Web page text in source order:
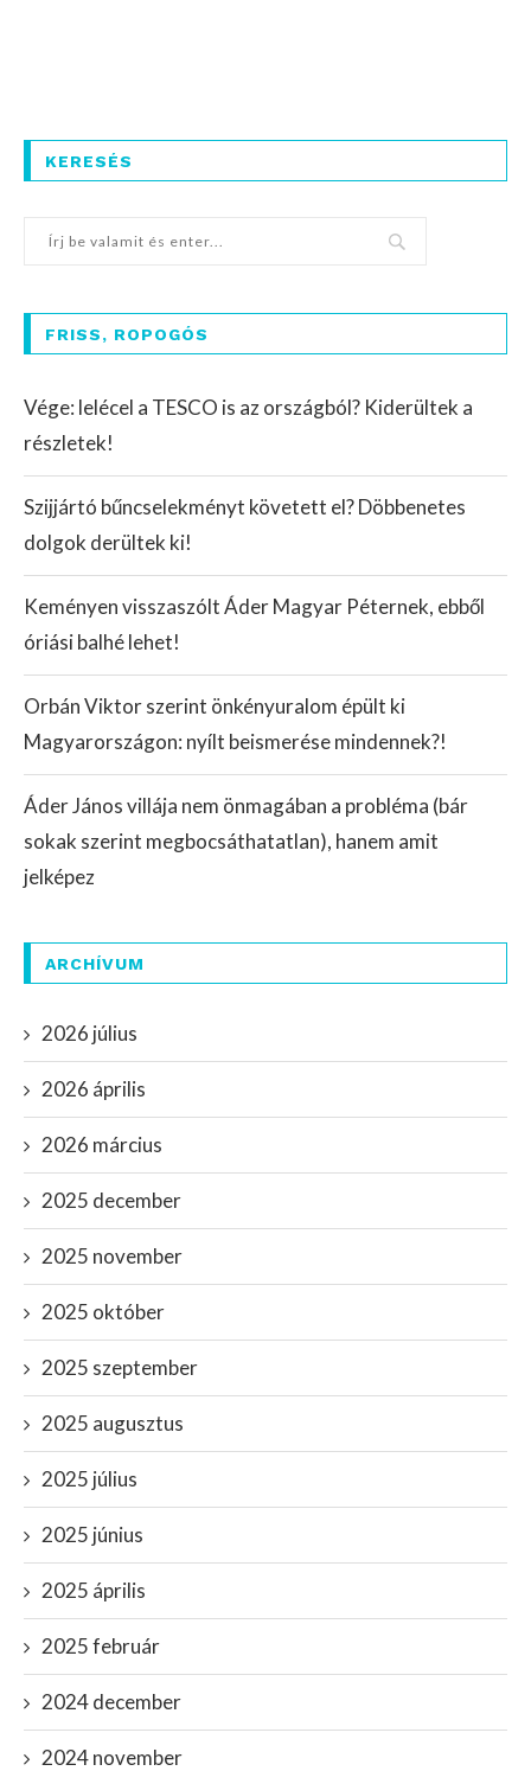
KERESÉS
FRISS, ROPOGÓS
Vége: lelécel a TESCO is az országból? Kiderültek a
részletek!
Szijjártó bűncselekményt követett el? Döbbenetes
dolgok derültek ki!
Keményen visszaszólt Áder Magyar Péternek, ebből
óriási balhé lehet!
Orbán Viktor szerint önkényuralom épült ki
Magyarországon: nyílt beismerése mindennek?!
Áder János villája nem önmagában a probléma (bár
sokak szerint megbocsáthatatlan), hanem amit
jelképez
ARCHÍVUM
2026 július
2026 április
2026 március
2025 december
2025 november
2025 október
2025 szeptember
2025 augusztus
2025 július
2025 június
2025 április
2025 február
2024 december
2024 november